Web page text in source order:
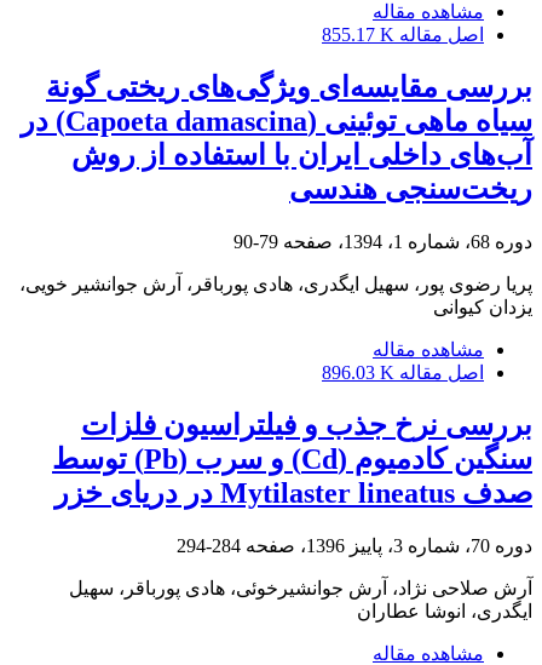
مشاهده مقاله
اصل مقاله 855.17 K
بررسی مقایسه‌ای ویژگی‌های ریختی گونة
سیاه ماهی توئینی (Capoeta damascina) در
آب‌های داخلی ایران با استفاده از روش
ریخت‌سنجی هندسی
دوره 68، شماره 1، 1394، صفحه 79-90
پریا رضوی پور، سهیل ایگدری، هادی پورباقر، آرش جوانشیر خویی،
یزدان کیوانی
مشاهده مقاله
اصل مقاله 896.03 K
بررسی نرخ جذب و فیلتراسیون فلزات
سنگین کادمیوم (Cd) و سرب (Pb) توسط
صدف Mytilaster lineatus در دریای خزر
دوره 70، شماره 3، پاییز 1396، صفحه 284-294
آرش صلاحی نژاد، آرش جوانشیرخوئی، هادی پورباقر، سهیل
ایگدری، انوشا عطاران
مشاهده مقاله